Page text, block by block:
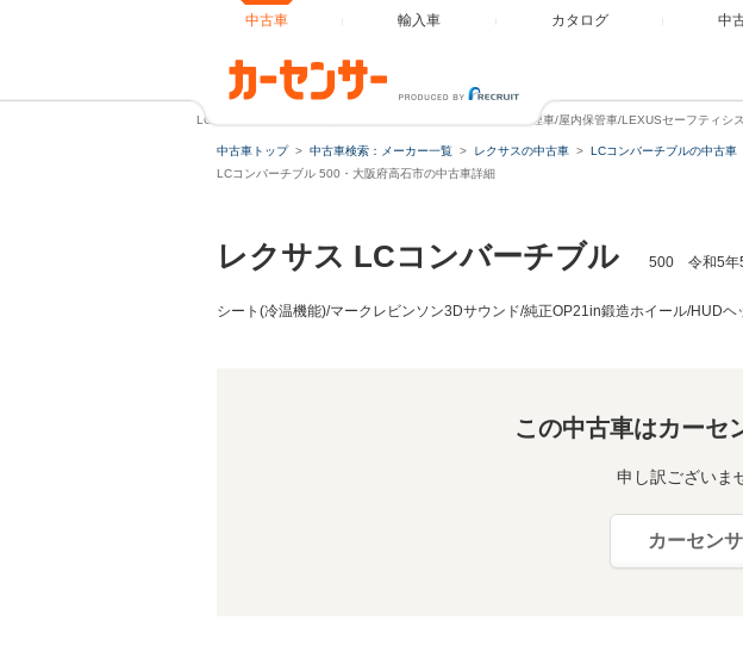
中古車 輸入車 カタログ 中
LCコンバーチブル 500 令和5年5月登録モデル/1オーナー車/禁煙車/屋内保管車/LEXUSセーフティ
中古車トップ
中古車検索：メーカー一覧 レクサスの中古車 LCコンバーチブルの中古車
LCコンバーチブル 500・大阪府高石市の中古車詳細
レクサス LCコンバーチブル 500 令和5年5
シート(冷温機能)/マークレビンソン3Dサウンド/純正OP21in鍛造ホイール/HUD
この中古車はカーセ
申し訳ございま
カーセン